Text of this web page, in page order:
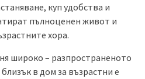
куп удобства и
пълноценен живот и
хора.
широко – разпространеното
в дом за възрастни е